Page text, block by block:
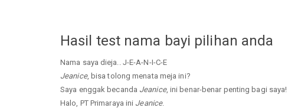
Hasil test nama bayi pilihan anda
Nama saya dieja.. J-E-A-N-I-C-E
Jeanice, bisa tolong menata meja ini?
Saya enggak becanda Jeanice, ini benar-benar penting bagi saya!
Halo, PT Primaraya ini Jeanice.